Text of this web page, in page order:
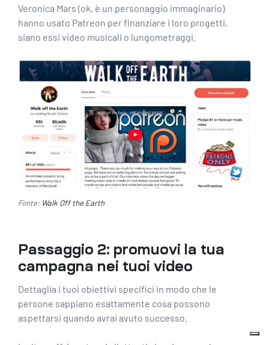
Veronica Mars (ok, è un personaggio immaginario)
hanno usato Patreon per finanziare i loro progetti,
siano essi video musicali o lungometraggi.
Fonte: Walk Off the Earth
Passaggio 2: promuovi la tua
campagna nei tuoi video
Dettaglia i tuoi obiettivi specifici in modo che le
persone sappiano esattamente cosa possono
aspettarsi quando avrai avuto successo.